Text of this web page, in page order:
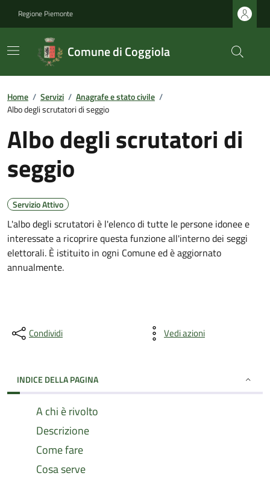
Regione Piemonte
Comune di Coggiola
Home / Servizi / Anagrafe e stato civile /
Albo degli scrutatori di seggio
Albo degli scrutatori di
seggio
Servizio Attivo
L'albo degli scrutatori è l'elenco di tutte le persone idonee e
interessate a ricoprire questa funzione all'interno dei seggi
elettorali. È istituito in ogni Comune ed è aggiornato
annualmente.
Condividi Vedi azioni
INDICE DELLA PAGINA
A chi è rivolto
Descrizione
Come fare
Cosa serve